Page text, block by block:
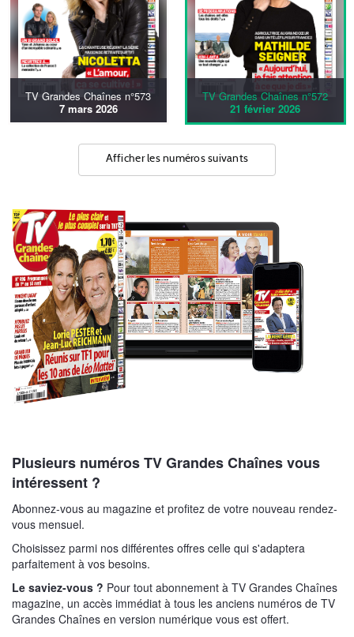
TV Grandes Chaînes n°573
7 mars 2026
TV Grandes Chaînes n°572
21 février 2026
Afficher les numéros suivants
Plusieurs numéros TV Grandes Chaînes vous
intéressent ?
Abonnez-vous au magazine et profitez de votre nouveau rendez-
vous mensuel.
Choisissez parmi nos différentes offres celle qui s'adaptera
parfaitement à vos besoins.
Le saviez-vous ? Pour tout abonnement à TV Grandes Chaînes
magazine, un accès immédiat à tous les anciens numéros de TV
Grandes Chaînes en version numérique vous est offert.